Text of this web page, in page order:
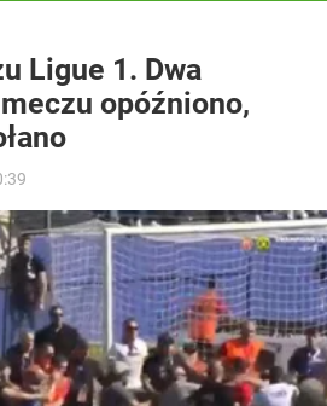
Ligue 1. Dwa
opóźniono,